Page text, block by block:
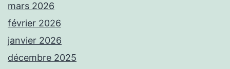
mars 2026
février 2026
janvier 2026
décembre 2025